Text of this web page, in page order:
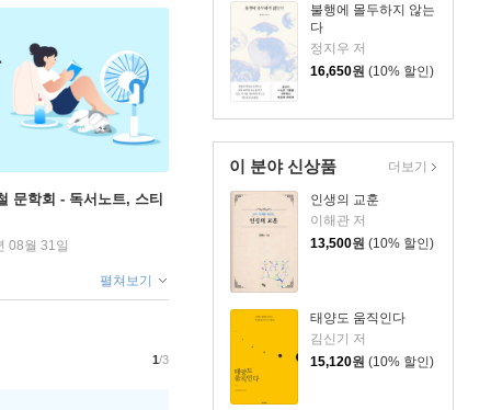
불행에 몰두하지 않는
다
정지우 저
16,650원 (10% 할인)
이 분야 신상품
인생의 교훈
이해관 저
13,500원 (10% 할인)
태양도 움직인다
김신기 저
15,120원 (10% 할인)
더보기
문학회 - 독서노트, 스티
08월 31일
펼쳐보기
1/3